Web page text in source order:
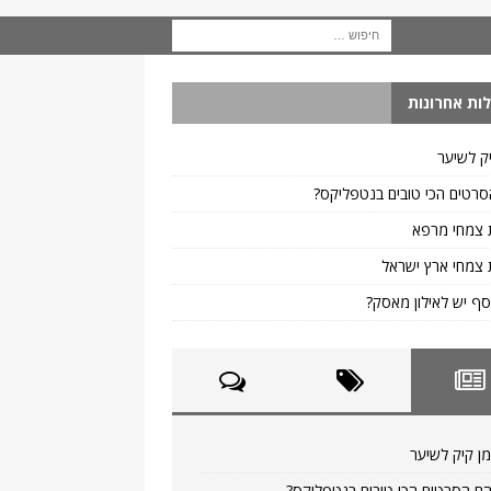
אחרונות
לשיער
הכי טובים בנטפליקס?
צמחי מרפא
צמחי ארץ ישראל
יש לאילון מאסק?
קיק לשיער